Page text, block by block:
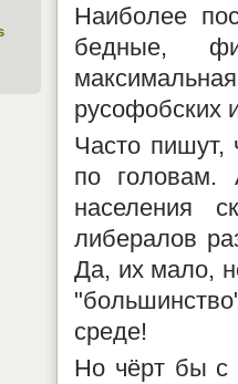
Наиболее
бедные,
русофобских
Часто пишут,
по головам.
населения
либералов
Да, их мало,
среде!
Но чёрт бы с